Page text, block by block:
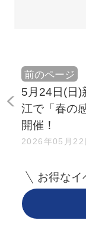
前のページ
5月24日(日)
江で「春の
開催！
2026年05月22
お得なイ